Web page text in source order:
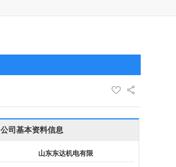
公司基本资料信息
山东东达机电有限